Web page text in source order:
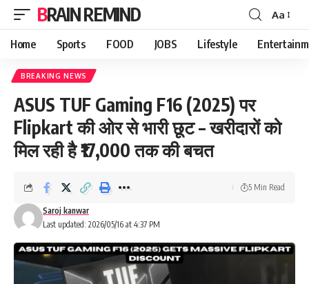
BRAIN REMIND
Font
Resizer
Aa
Home Sports FOOD JOBS Lifestyle
BREAKING NEWS
ASUS TUF Gaming F16 (2025) पर
Flipkart की ओर से भारी छूट – खरीदारों को
मिल रही है ₹17,000 तक की बचत
Last updated: 2026/05/16 at 4:37 PM
Saroj kanwar
5 Min Read